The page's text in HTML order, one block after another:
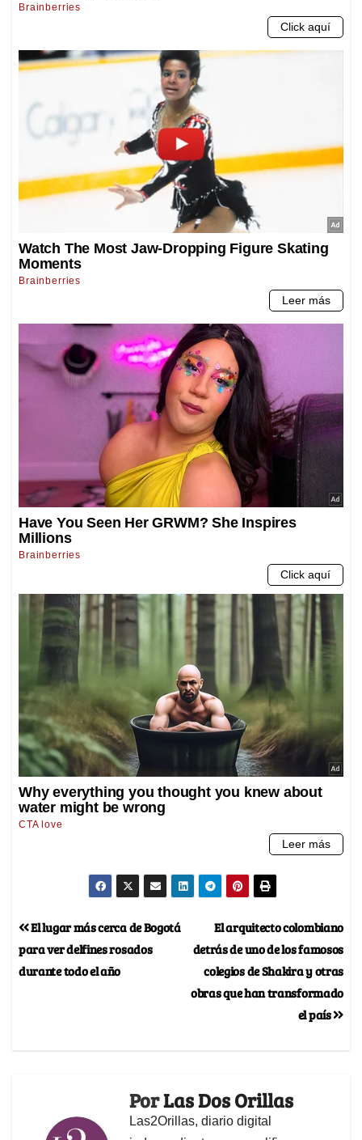
El arquitecto colombiano
detrás de uno de los famosos
colegios de Shakira y otras
obras que han transformado
el país
El lugar más cerca de Bogotá
para ver delfines rosados
durante todo el año
PorLas Dos Orillas
Las2Orillas, diario digital